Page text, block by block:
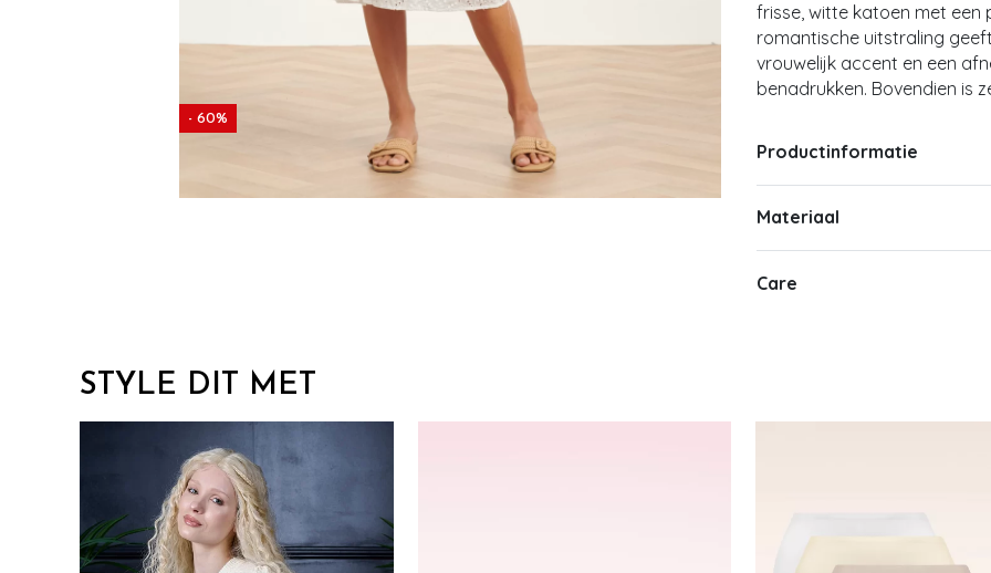
- 60%
frisse, witte katoen met
romantische uitstraling
vrouwelijk accent en een
benadrukken. Bovendien is
Productinformatie
Materiaal
Care
STYLE DIT MET